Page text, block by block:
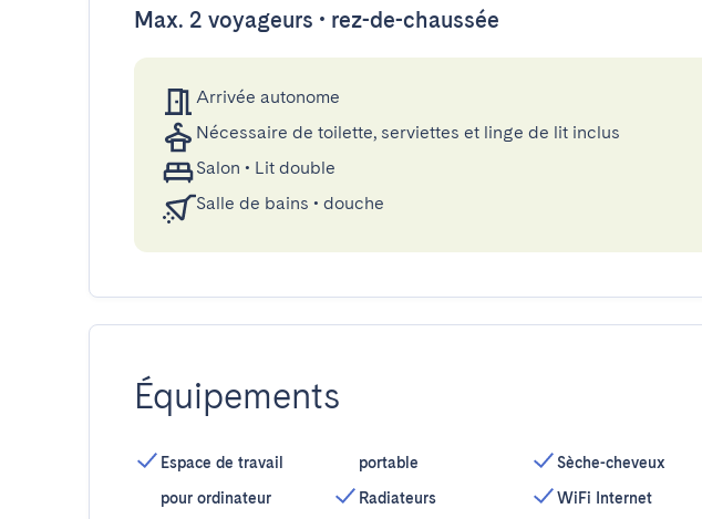
Max. 2 voyageurs • rez-de-chaussée
Arrivée autonome
Nécessaire de toilette, serviettes et linge de lit inclus
Salon • Lit double
Salle de bains • douche
Équipements
Espace de travail
pour ordinateur
portable
Radiateurs
Sèche-cheveux
WiFi Internet